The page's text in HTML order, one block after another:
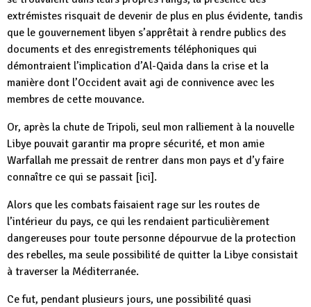
extrémistes risquait de devenir de plus en plus évidente, tandis
que le gouvernement libyen s’apprêtait à rendre publics des
documents et des enregistrements téléphoniques qui
démontraient l’implication d’Al-Qaida dans la crise et la
manière dont l’Occident avait agi de connivence avec les
membres de cette mouvance.
Or, après la chute de Tripoli, seul mon ralliement à la nouvelle
Libye pouvait garantir ma propre sécurité, et mon amie
Warfallah me pressait de rentrer dans mon pays et d’y faire
connaître ce qui se passait [ici].
Alors que les combats faisaient rage sur les routes de
l’intérieur du pays, ce qui les rendaient particulièrement
dangereuses pour toute personne dépourvue de la protection
des rebelles, ma seule possibilité de quitter la Libye consistait
à traverser la Méditerranée.
Ce fut, pendant plusieurs jours, une possibilité quasi